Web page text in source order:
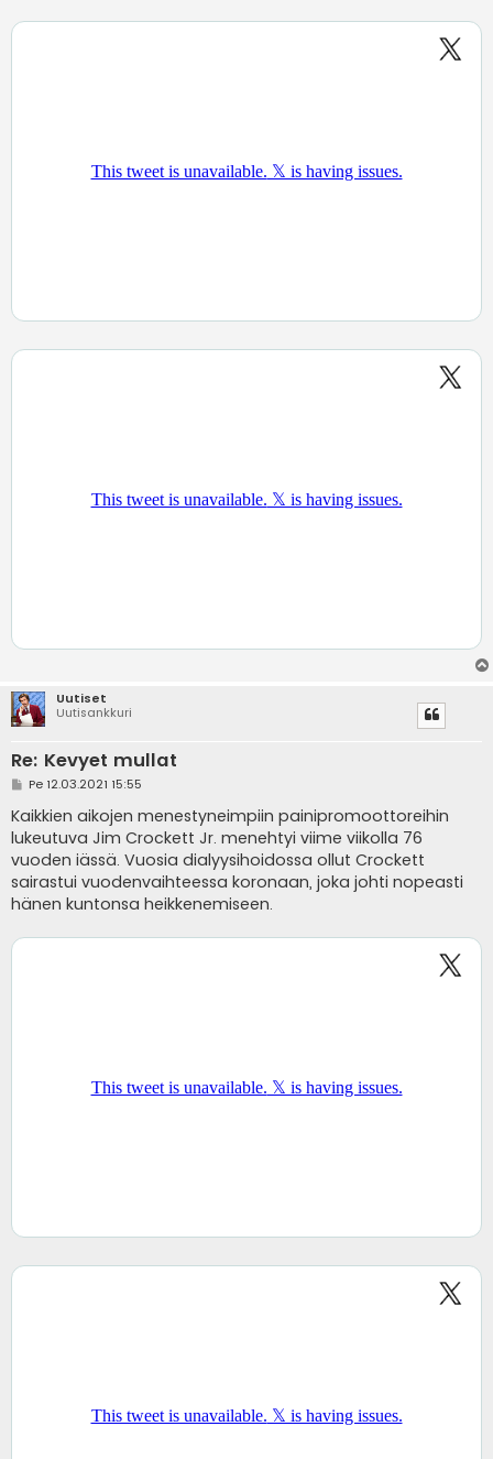
Uutiset
Uutisankkuri
Re: Kevyet mullat
V
e
s
t
i
Pe 12.03.2021 15:55
Kaikkien aikojen menestyneimpiin painipromoottoreihin
lukeutuva Jim Crockett Jr. menehtyi viime viikolla 76
vuoden iässä. Vuosia dialyysihoidossa ollut Crockett
sairastui vuodenvaihteessa koronaan, joka johti nopeasti
hänen kuntonsa heikkenemiseen.